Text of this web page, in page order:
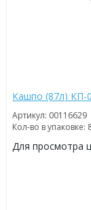
Кашпо (87л) КП-
Артикул: 00116629
Кол-во в упаковке:
Для просмотра